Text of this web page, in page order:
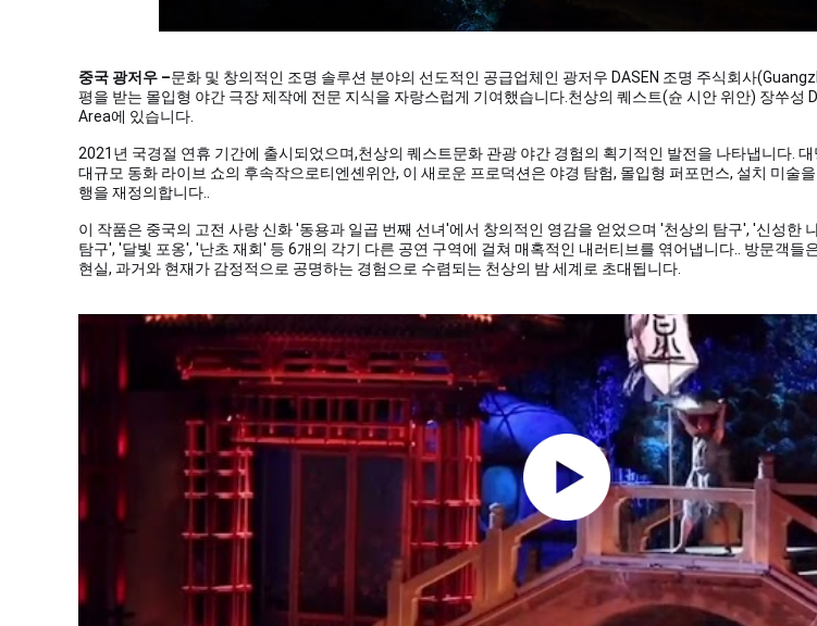
중국 광저우 –문화 및 창의적인 조명 솔루션 분야의 선도적인 공급업체인 광저우 DASEN 조명 주식회사
평을 받는 몰입형 야간 극장 제작에 전문 지식을 자랑스럽게 기여했습니다. 천상의 퀘스트(슌 시안 위안) 장쑤성
Area에 있습니다.
2021년 국경절 연휴 기간에 출시되었으며,천상의 퀘스트문화 관광 야간 경험의 획기적인 발전을 나타냅니다.
대규모 동화 라이브 쇼의 후속작으로티엔셴위안, 이 새로운 프로덕션은 야경 탐험, 몰입형 퍼포먼스, 설치 미술
행을 재정의합니다.
이 작품은 중국의 고전 사랑 신화 '동용과 일곱 번째 선녀'에서 창의적인 영감을 얻었으며 '천상의 탐구', '신성한
탐구', '달빛 포옹', '난초 재회' 등 6개의 각기 다른 공연 구역에 걸쳐 매혹적인 내러티브를 엮어냅니다.
. 방문객들
현실, 과거와 현재가 감정적으로 공명하는 경험으로 수렴되는 천상의 밤 세계로 초대됩니다.